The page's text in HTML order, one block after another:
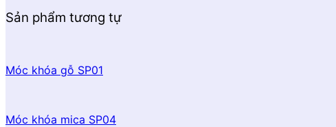
Sản phẩm tương tự
Móc khóa gỗ SP01
Móc khóa mica SP04